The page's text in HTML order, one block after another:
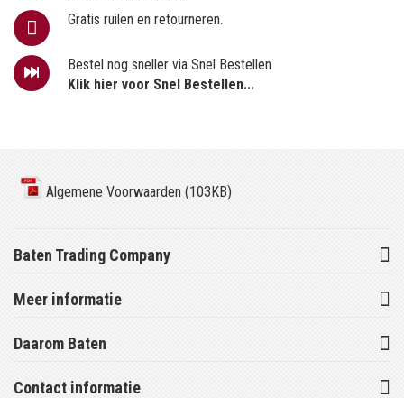
Gratis ruilen en retourneren.
Bestel nog sneller via Snel Bestellen
Klik hier voor Snel Bestellen...
Algemene Voorwaarden (103KB)
Baten Trading Company
Meer informatie
Daarom Baten
Contact informatie